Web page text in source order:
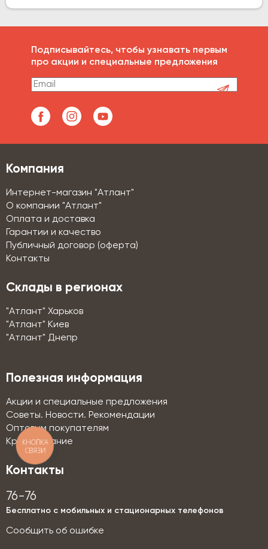
Подписывайтесь, чтобы узнавать первым
про акции и специальные предложения
Компания
Интернет-магазин "Атлант"
О компании "Атлант"
Оплата и доставка
Гарантии и качество
Публичный договор (оферта)
Контакты
Склады в регионах
"Атлант" Харьков
"Атлант" Киев
"Атлант" Днепр
Полезная информация
Акции и специальные предложения
Советы. Новости. Рекомендации
Оптовым покупателям
Кредитование
Контакты
76-76
Бесплатно с мобильных и стационарных телефонов
Сообщить об ошибке
КНОПКА
СВЯЗИ